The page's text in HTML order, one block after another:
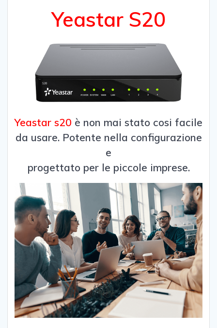
Yeastar S20
Yeastar s20 è non mai stato cosi facile
da usare. Potente nella configurazione
e
progettato per le piccole imprese.